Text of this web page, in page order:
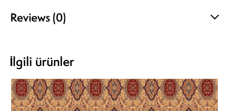
Reviews (0)
İlgili ürünler